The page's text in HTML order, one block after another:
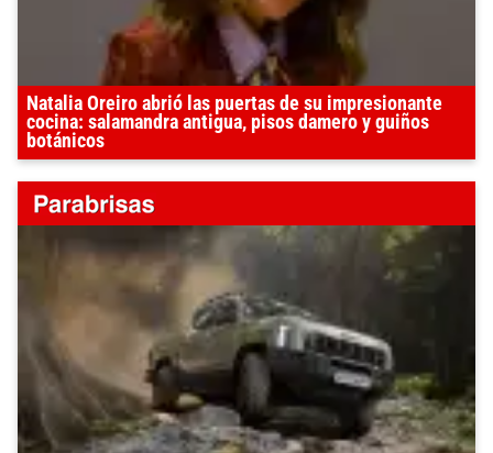
Natalia Oreiro abrió las puertas de su impresionante
cocina: salamandra antigua, pisos damero y guiños
botánicos